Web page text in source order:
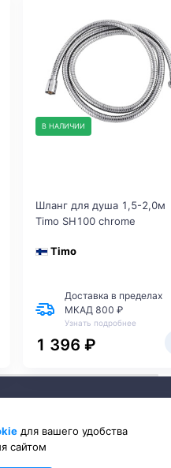
В НАЛИЧИИ
Шланг для душа 1,5-2,0м
Timo SH100 chrome
Timo
Доставка в пределах
МКАД 800 ₽
Узнать подробнее
1 396 ₽
для вашего удобства
сайтом